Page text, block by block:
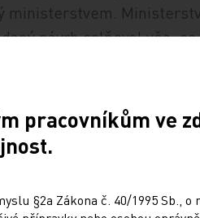
ministerstvem.
návrh splňoval vše,
návrhem došlo i ke
a délce vzdělávání, ale že
odborného dozoru a
řádu poprvé,
zanesena žádná
tak – dnes už
s omezeným
pracovníkům ve
§2a Zákona č. 40/1995 Sb.,